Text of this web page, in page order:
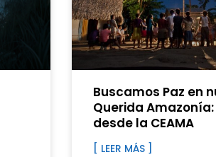
Buscamos Paz en
Querida
desde la CEAMA
[ LEER MÁS ]